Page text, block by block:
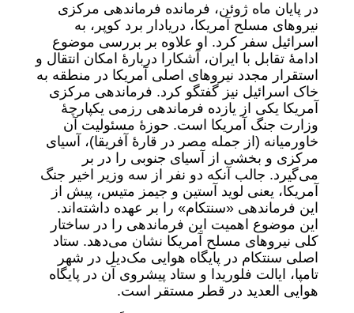
در پایان ماه ژوئن، فرمانده فرماندهی مرکزی
نیروهای مسلح آمریکا، دریادار برد کوپر، به
اسرائیل سفر کرد. او علاوه بر بررسی موضوع
ادامۀ تقابل با ایران، آشکارا دربارۀ امکان انتقال و
استقرار مجدد نیروهای اصلی آمریکا در منطقه به
خاک اسرائیل نیز گفتگو کرد. فرماندهی مرکزی
آمریکا یکی از یازده فرماندهی رزمی یکپارچۀ
وزارت جنگ آمریکا است. حوزۀ مسئولیت آن
خاورمیانه (از جمله مصر در قارۀ آفریقا)، آسیای
مرکزی و بخشی از آسیای جنوبی را در بر
می‌گیرد. جالب آنکه دو نفر از سه وزیر اخیر جنگ
آمریکا، یعنی لوید آستین و جیمز متیس، پیش از
این فرماندهی «سنتکام» را بر عهده داشته‌اند.
این موضوع اهمیت این فرماندهی را در ساختار
کلی نیروهای مسلح آمریکا نشان می‌دهد. ستاد
اصلی سنتکام در پایگاه هوایی مک‌دیل در شهر
تامپا، ایالت فلوریدا و ستاد پیشروی آن در پایگاه
هوایی العدید در قطر مستقر است.